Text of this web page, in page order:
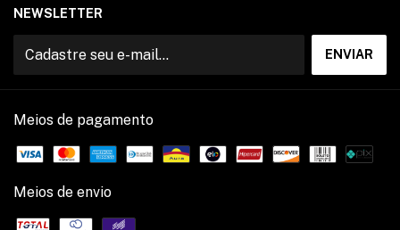
NEWSLETTER
Meios de pagamento
Meios de envio